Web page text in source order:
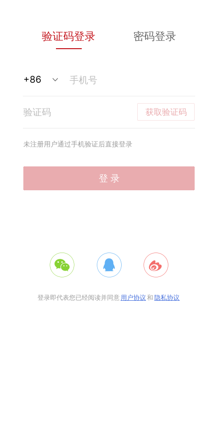
验证码登录 密码登录
获取验证码
未注册用户通过手机验证后直接登录
登 录
登录即代表您已经阅读并同意用户协议和隐私协议